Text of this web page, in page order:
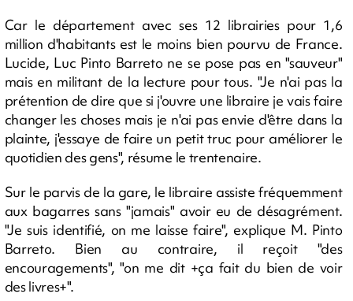
Car le département avec ses 12 librairies pour 1,6
million d'habitants est le moins bien pourvu de France.
Lucide, Luc Pinto Barreto ne se pose pas en "sauveur"
mais en militant de la lecture pour tous. "Je n'ai pas la
prétention de dire que si j'ouvre une libraire je vais faire
changer les choses mais je n'ai pas envie d'être dans la
plainte, j'essaye de faire un petit truc pour améliorer le
quotidien des gens", résume le trentenaire.
Sur le parvis de la gare, le libraire assiste fréquemment
aux bagarres sans "jamais" avoir eu de désagrément.
"Je suis identifié, on me laisse faire", explique M. Pinto
Barreto. Bien au contraire, il reçoit "des
encouragements", "on me dit +ça fait du bien de voir
des livres+".